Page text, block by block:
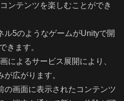
ンテンツを楽しむことができ
ル5のようなゲームがUnityで開
きます。
によるサービス展開により、
広がります。
の画面に表示されたコンテンツ